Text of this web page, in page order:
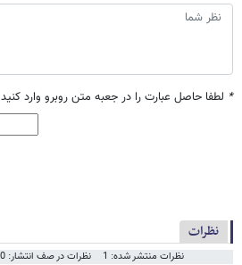
* لطفا حاصل عبارت را در جعبه متن روبرو وارد کنید
نظرات
نظرات منتشر شده: 1 نظرات در صف انتشار: 0